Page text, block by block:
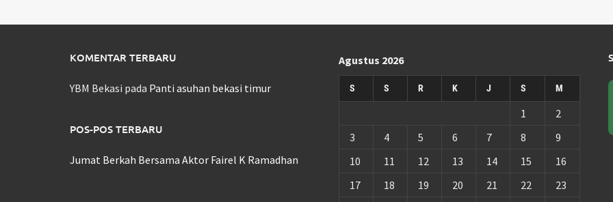
KOMENTAR TERBARU
YBM Bekasi pada Panti asuhan bekasi timur
POS-POS TERBARU
Jumat Berkah Bersama Aktor Fairel K Ramadhan
Agustus 2026
S S R K J S M
1
2
3
4 5 6 7 8
9
10
11 12 13 14 15
16
17
18 19 20 21 22 23